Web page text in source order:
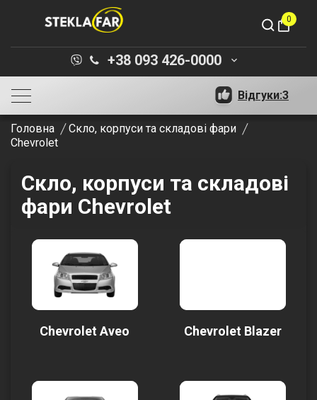
shopping_bag
0
+38 093 426-0000 keyboard_arrow_down
Відгуки:3
Головна
Скло, корпуси та складові фари
Chevrolet
Скло, корпуси та складові
фари Chevrolet
Chevrolet Aveo Chevrolet Blazer